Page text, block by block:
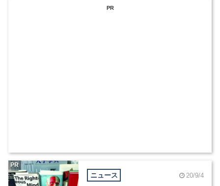
PR
ニュース 20/9/4
PR